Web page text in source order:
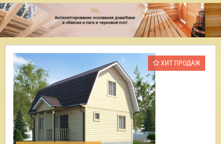
ХИТ ПРОДАЖ